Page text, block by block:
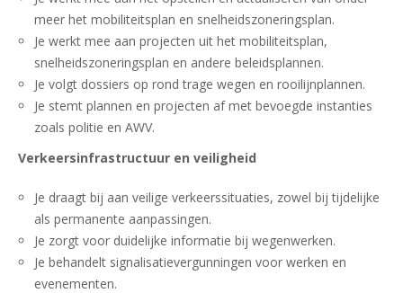
meer het mobiliteitsplan en snelheidszoneringsplan.
Je werkt mee aan projecten uit het mobiliteitsplan,
snelheidszoneringsplan en andere beleidsplannen.
Je volgt dossiers op rond trage wegen en rooilijnplannen.
Je stemt plannen en projecten af met bevoegde instanties
zoals politie en AWV.
Verkeersinfrastructuur en veiligheid
Je draagt bij aan veilige verkeerssituaties, zowel bij tijdelijke
als permanente aanpassingen.
Je zorgt voor duidelijke informatie bij wegenwerken.
Je behandelt signalisatievergunningen voor werken en
evenementen.